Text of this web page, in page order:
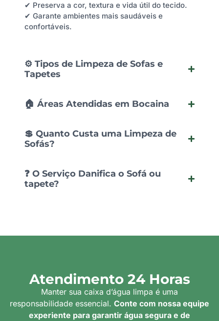
✔ Preserva a cor, textura e vida útil do tecido.
✔ Garante ambientes mais saudáveis e
confortáveis.
⚙️ Tipos de Limpeza de Sofas e
Tapetes
🏠 Áreas Atendidas em Bocaina
💲 Quanto Custa uma Limpeza de
Sofás?
❓ O Serviço Danifica o Sofá ou
tapete?
Atendimento 24 Horas
Manter sua caixa d’água limpa é uma
responsabilidade essencial. Conte com nossa equipe
experiente para garantir água segura e de